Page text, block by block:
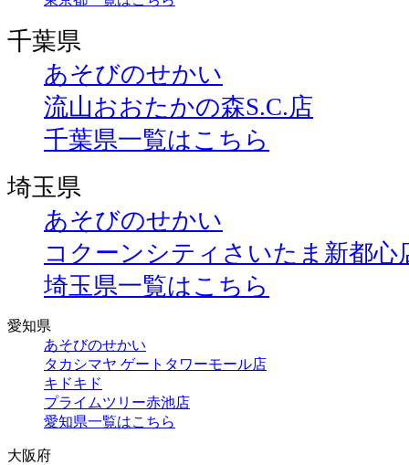
千葉県
あそびのせかい
流山おおたかの森S.C.店
千葉県一覧はこちら
埼玉県
あそびのせかい
コクーンシティさいたま新都心
埼玉県一覧はこちら
愛知県
あそびのせかい
タカシマヤ ゲートタワーモール店
キドキド
プライムツリー赤池店
愛知県一覧はこちら
大阪府